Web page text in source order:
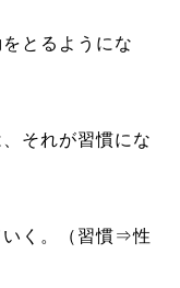
とるようにな
それが習慣にな
いく。（習慣⇒性